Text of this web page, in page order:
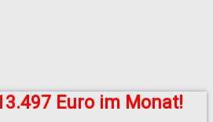
Euro im Monat!